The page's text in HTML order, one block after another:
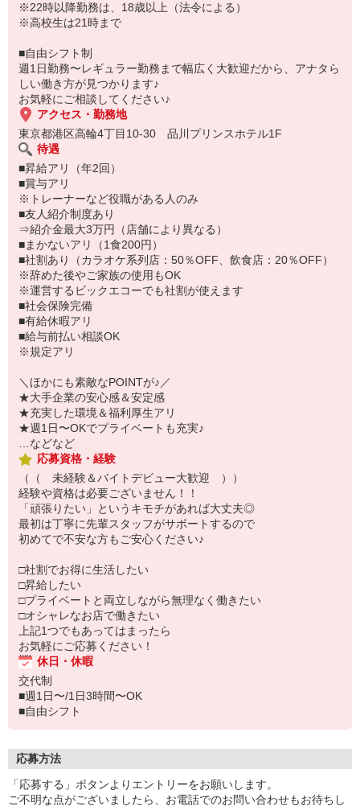
※22時以降勤務は、18歳以上（法令による）
※高校生は21時まで
■自由シフト制
週1日勤務〜レギュラー勤務まで幅広く大歓迎だから、アナタら
しい働き方が見つかります♪
お気軽にご相談してください♪
アクセス・勤務地
東京都港区高輪4丁目10-30 品川プリンスホテル1F
待遇
■昇給アリ（年2回）
■賞与アリ
※トレーナーなど役職がある人のみ
■友人紹介制度あり
⇒紹介金最大3万円（店舗により異なる）
■まかないアリ（1食200円）
■社割あり（カラオケ系列店：50％OFF、飲食店：20％OFF）
※辞めた後やご家族の使用もOK
※運営するビックエコーでも社割が使えます
■社会保険完備
■有給休暇アリ
■給与前払い相談OK
※規定アリ
＼ほかにも素敵なPOINTが♪／
★大手企業の安心感＆安定感
★充実した環境＆福利厚生アリ
★週1日〜OKでプライベートも充実♪
…などなど
応募資格・経験
（（ 未経験＆バイトデビュー大歓迎 ））
経験や資格は必要ございません！！
「頑張りたい」というキモチがあれば大丈夫◎
最初は丁寧に先輩スタッフがサポートするので
初めてで不安な方もご安心ください♪
□社割でお得に生活したい
□昇給したい
□プライベートと両立しながら無理なく働きたい
□オシャレなお店で働きたい
上記1つでもあってはまったら
お気軽にご応募ください！
休日・休暇
交代制
■週1日〜/1日3時間〜OK
■自由シフト
応募方法
「応募する」ボタンよりエントリーをお願いします。
ご不明な点がございましたら、お電話でのお問い合わせもお待ちし